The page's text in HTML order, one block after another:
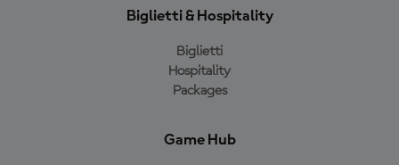
Biglietti & Hospitality
Biglietti
Hospitality
Packages
Game Hub